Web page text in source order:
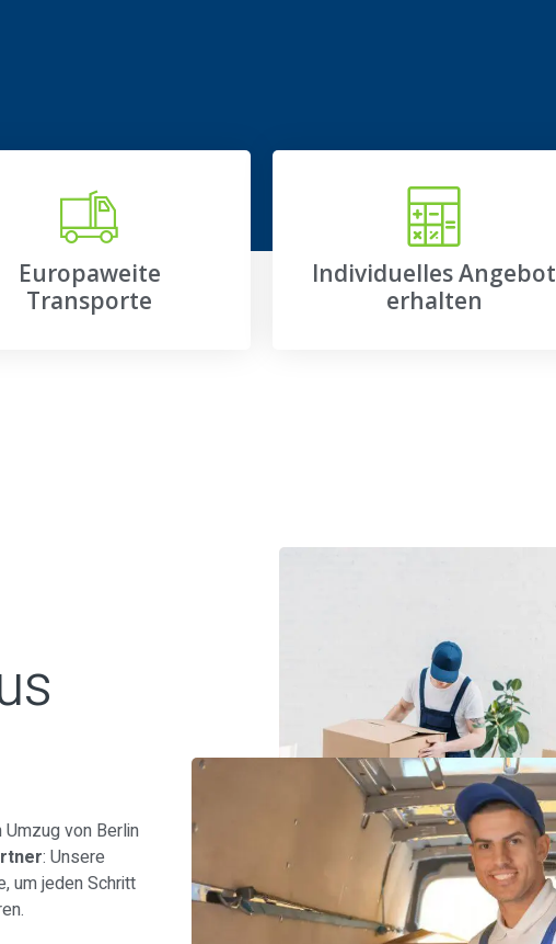
Europaweite
Transporte
Individuelles Angebot
erhalten
von Berlin
: Unsere
um jeden Schritt